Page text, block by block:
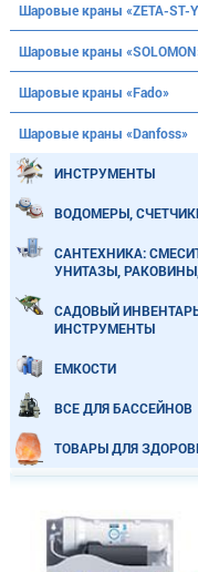
Шаровые краны «ZETA-ST-
Шаровые краны
Шаровые краны «Fado»
Шаровые краны «Danfoss»
ИНСТРУМЕНТЫ
ВОДОМЕРЫ,
САНТЕХНИКА:
УНИТАЗЫ,
САДОВЫЙ
ИНСТРУМЕНТЫ
ЕМКОСТИ
ВСЕ ДЛЯ БАССЕЙНОВ
ТОВАРЫ ДЛЯ